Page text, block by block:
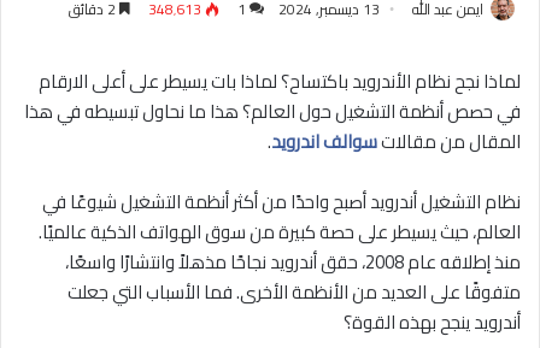
ايمن عبد الله 13 ديسمبر, 2024 1 348٬613
لماذا نجح نظام الأندرويد باكتساح؟ لماذا بات يسيطر على أعلى الارقام
في حصص أنظمة التشغيل حول العالم؟ هذا ما نحاول تبسيطه في هذا
المقال من مقالاتسوالف اندرويد.
نظام التشغيل أندرويد أصبح واحدًا من أكثر أنظمة التشغيل شيوعًا في
العالم، حيث يسيطر على حصة كبيرة من سوق الهواتف الذكية عالميًا.
منذ إطلاقه عام 2008، حقق أندرويد نجاحًا مذهلاً وانتشارًا واسعًا،
متفوقًا على العديد من الأنظمة الأخرى. فما الأسباب التي جعلت
أندرويد ينجح بهذه القوة؟